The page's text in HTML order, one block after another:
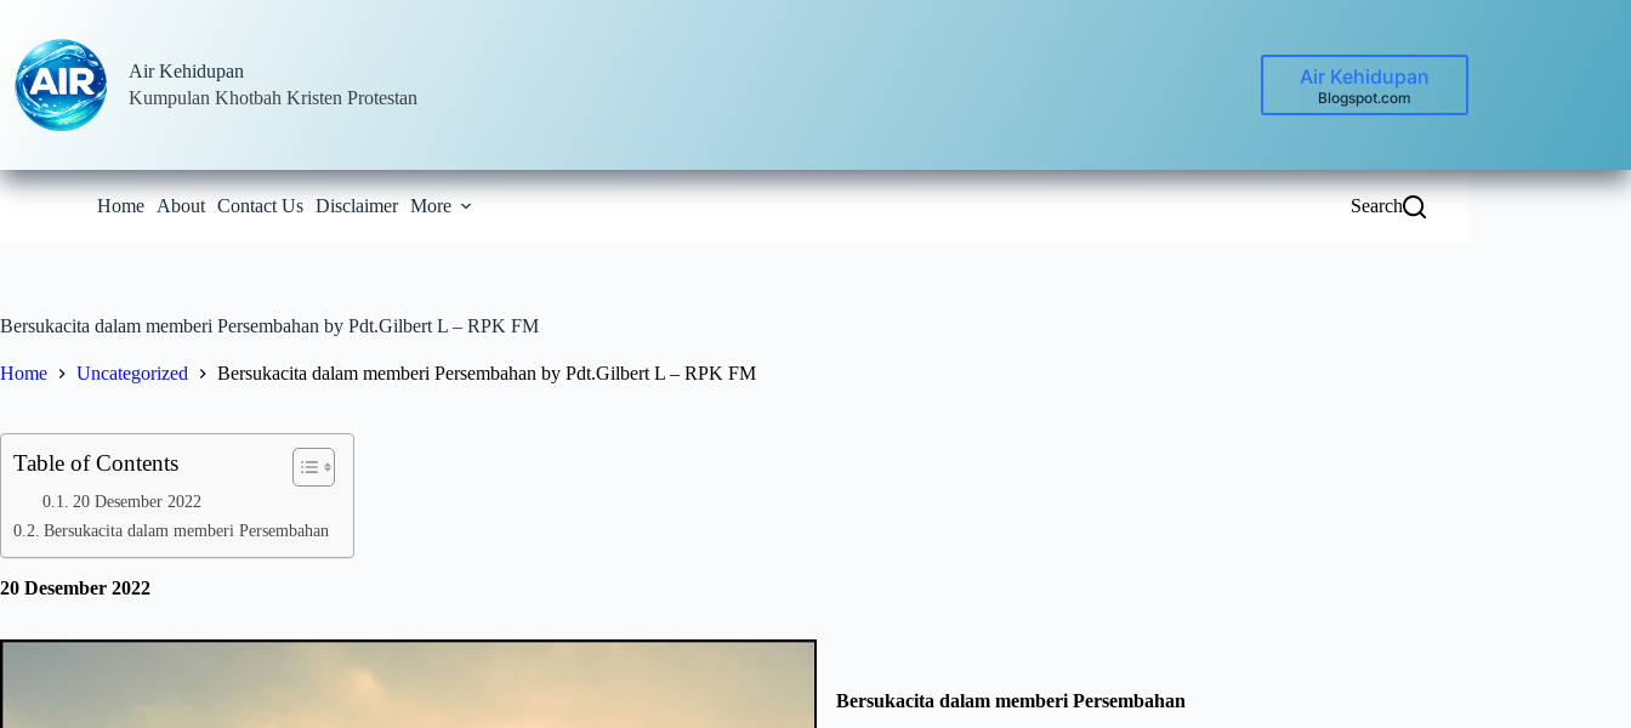
content
Air Kehidupan
Kumpulan Khotbah Kristen Protestan
Air Kehidupan
Blogspot.com
Home About Contact Us Disclaimer More Search
Bersukacita dalam memberi Persembahan by Pdt.Gilbert L – RPK FM
Home Uncategorized Bersukacita dalam memberi Persembahan by Pdt.Gilbert L – RPK FM
Table of Contents
20 Desember 2022
Bersukacita dalam memberi Persembahan
20 Desember 2022
Bersukacita dalam memberi Persembahan